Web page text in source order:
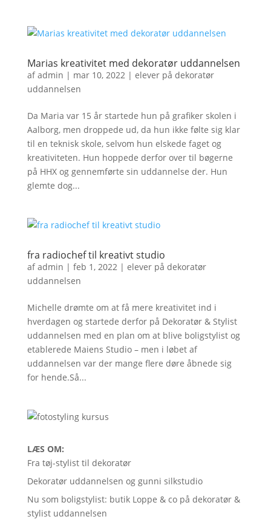
Marias kreativitet med dekoratør uddannelsen
afadmin | mar 10, 2022| elever på dekoratør
uddannelsen
Da Maria var 15 år startede hun på grafiker skolen i
Aalborg, men droppede ud, da hun ikke følte sig klar
til en teknisk skole, selvom hun elskede faget og
kreativiteten. Hun hoppede derfor over til bøgerne
på HHX og gennemførte sin uddannelse der. Hun
glemte dog...
fra radiochef til kreativt studio
afadmin | feb 1, 2022| elever på dekoratør
uddannelsen
Michelle drømte om at få mere kreativitet ind i
hverdagen og startede derfor på Dekoratør & Stylist
uddannelsen med en plan om at blive boligstylist og
etablerede Maiens Studio – men i løbet af
uddannelsen var der mange flere døre åbnede sig
for hende.⁠Så...
LÆS OM:
Fra tøj-stylist til dekoratør
Dekoratør uddannelsen og gunni silkstudio
Nu som boligstylist: butik Loppe & co på dekoratør &
stylist uddannelsen